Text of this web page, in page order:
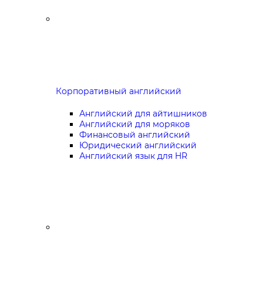
Корпоративный английский
Английский для айтишников
Английский для моряков
Финансовый английский
Юридический английский
Английский язык для HR